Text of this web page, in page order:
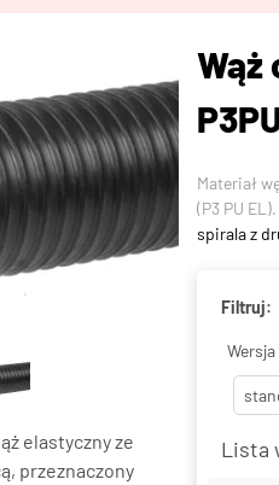
elastyczny ze
przeznaczony
Wąż
Materiał
(P3 PU
spirala z
Filtruj:
Lista